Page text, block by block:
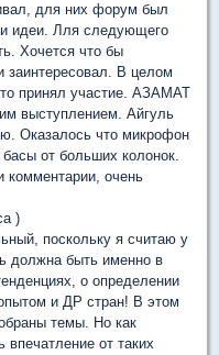
для них форум был
идеи. Лля следующего
Хочется что бы
В целом
принял участие. АЗАМАТ
выступлением. Айгуль
Оказалось что микрофон
от больших колонок.
комментарии, очень
)
поскольку я считаю у
должна быть именно в
о определении
и ДР стран! В этом
темы. Но как
от таких